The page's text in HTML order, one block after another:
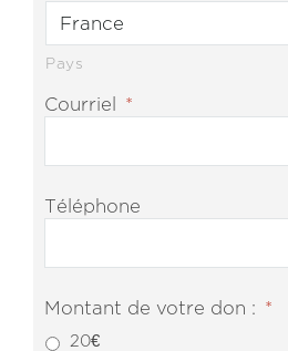
Pays
Courriel *
Téléphone
Montant de votre don : *
20€